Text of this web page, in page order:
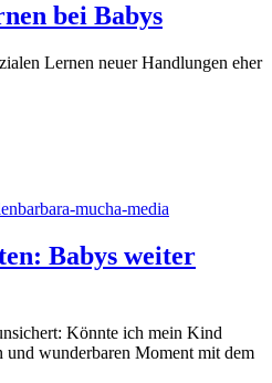
bei Babys
Lernen neuer Handlungen eher
Babys weiter
Könnte ich mein Kind
und wunderbaren Moment mit dem